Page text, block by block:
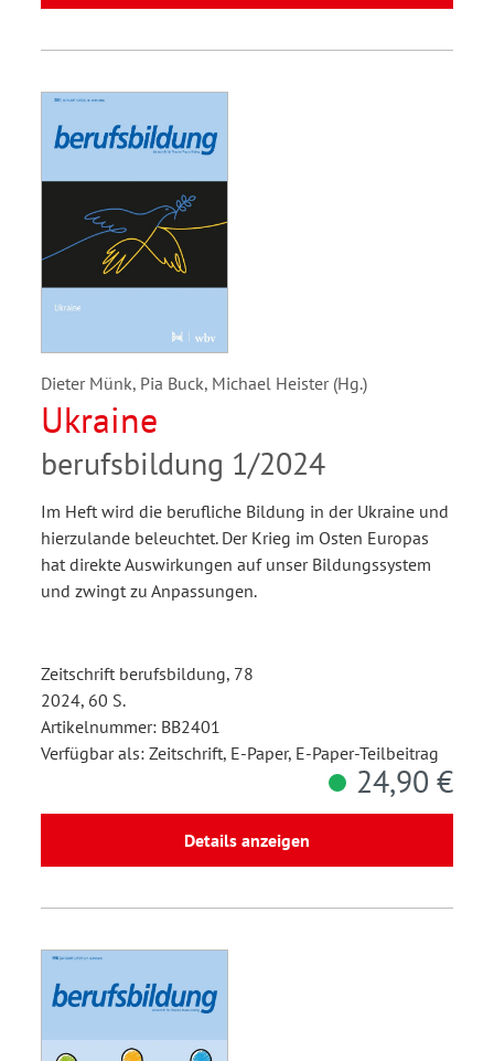
Dieter Münk, Pia Buck, Michael Heister (Hg.)
Ukraine
berufsbildung 1/2024
Im Heft wird die berufliche Bildung in der Ukraine und
hierzulande beleuchtet. Der Krieg im Osten Europas
hat direkte Auswirkungen auf unser Bildungssystem
und zwingt zu Anpassungen.
Zeitschrift berufsbildung, 78
2024, 60 S.
Artikelnummer: BB2401
Verfügbar als: Zeitschrift, E-Paper, E-Paper-Teilbeitrag
24,90 €
Details anzeigen